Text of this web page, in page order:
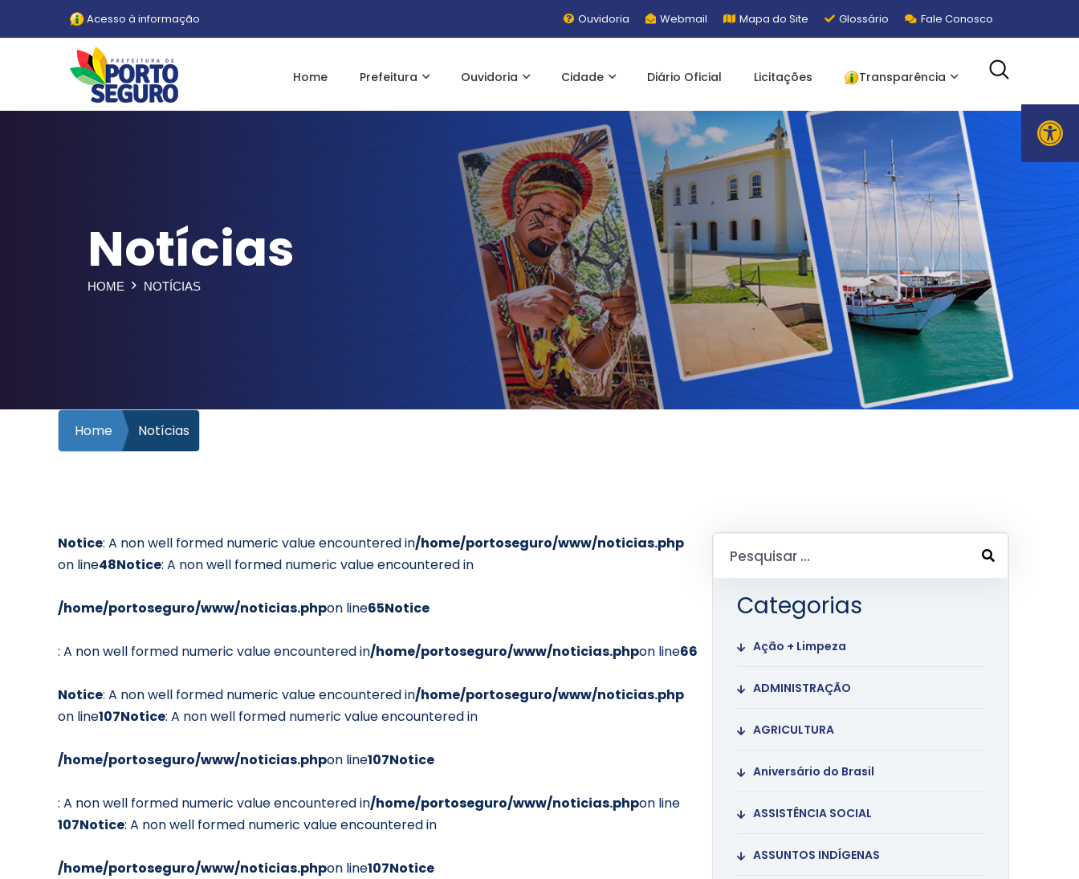
Acesso à informação Ouvidoria Webmail Mapa do Site Glossário Fale Conosco
Home Prefeitura Ouvidoria Cidade Diário Oficial Licitações Transparência
Notícias
HOME NOTÍCIAS
Home Notícias
Notice: A non well formed numeric value encountered in/home/portoseguro/www/noticias.php
on line48Notice: A non well formed numeric value encountered in
/home/portoseguro/www/noticias.phpon line65Notice
: A non well formed numeric value encountered in/home/portoseguro/www/noticias.phpon line66
Notice: A non well formed numeric value encountered in/home/portoseguro/www/noticias.php
on line107Notice: A non well formed numeric value encountered in
/home/portoseguro/www/noticias.phpon line107Notice
: A non well formed numeric value encountered in/home/portoseguro/www/noticias.phpon line
107Notice: A non well formed numeric value encountered in
/home/portoseguro/www/noticias.phpon line107Notice
Categorias
Ação + Limpeza
ADMINISTRAÇÃO
AGRICULTURA
Aniversário do Brasil
ASSISTÊNCIA SOCIAL
ASSUNTOS INDÍGENAS